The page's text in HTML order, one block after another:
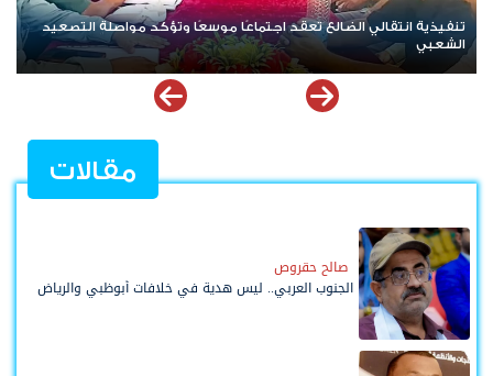
نداء ودعوة لتواصل العصيان المدني السلمي في العاصمة عدن
مقالات
صالح حقروص
الجنوب العربي.. ليس هدية في خلافات أبوظبي والرياض